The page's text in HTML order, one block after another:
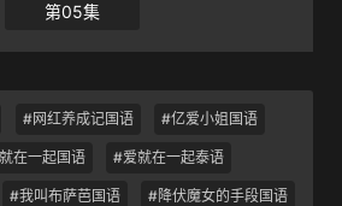
第05集
#网红养成记国语 #亿爱小姐国语
在一起国语 #爱就在一起泰语
#我叫布萨芭国语 #降伏魔女的手段国语